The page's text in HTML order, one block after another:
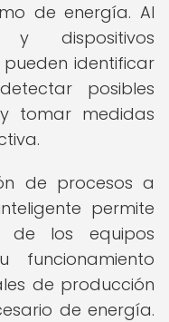
de energía. Al
y dispositivos
identificar
posibles
tomar medidas
de procesos a
permite
de los equipos
funcionamiento
de producción
de energía.